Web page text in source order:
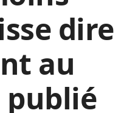
dire
au
publié